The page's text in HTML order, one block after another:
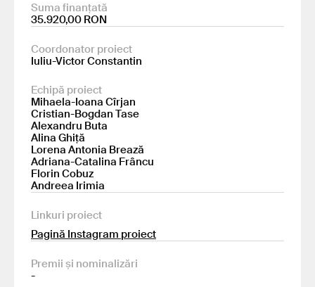
Suma finanțată
35.920,00 RON
Coordonator proiect
Iuliu-Victor Constantin
Echipă proiect
Mihaela-Ioana Cîrjan
Cristian-Bogdan Tase
Alexandru Buta
Alina Ghiță
Lorena Antonia Brează
Adriana-Catalina Frâncu
Florin Cobuz
Andreea Irimia
Linkuri proiect
Pagină Instagram proiect
Premii și nominalizări
-